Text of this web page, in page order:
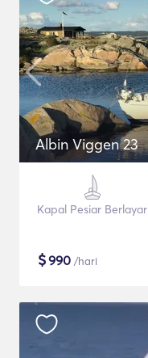
Albin Viggen 23
Kapal Pesiar Berlayar
$990 /hari